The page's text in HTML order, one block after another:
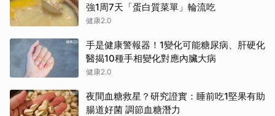
強1周7天「蛋白質菜單」輪流吃
健康2.0
手是健康警報器！1變化可能糖尿病、肝硬化
醫揭10種手相變化對應內臟大病
健康2.0
夜間血糖救星？研究證實：睡前吃1堅果有助
腸道好菌 調節血糖潛力